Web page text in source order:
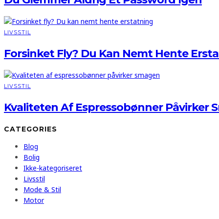
LIVSSTIL
Forsinket Fly? Du Kan Nemt Hente
LIVSSTIL
Kvaliteten Af Espressobønner Påvirker
CATEGORIES
Blog
Bolig
Ikke-kategoriseret
Livsstil
Mode & Stil
Motor